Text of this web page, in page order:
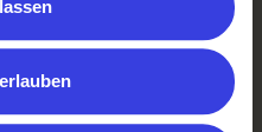
Regionalleitung oder
höhere
Fassadenbau mit
Solarthermie.